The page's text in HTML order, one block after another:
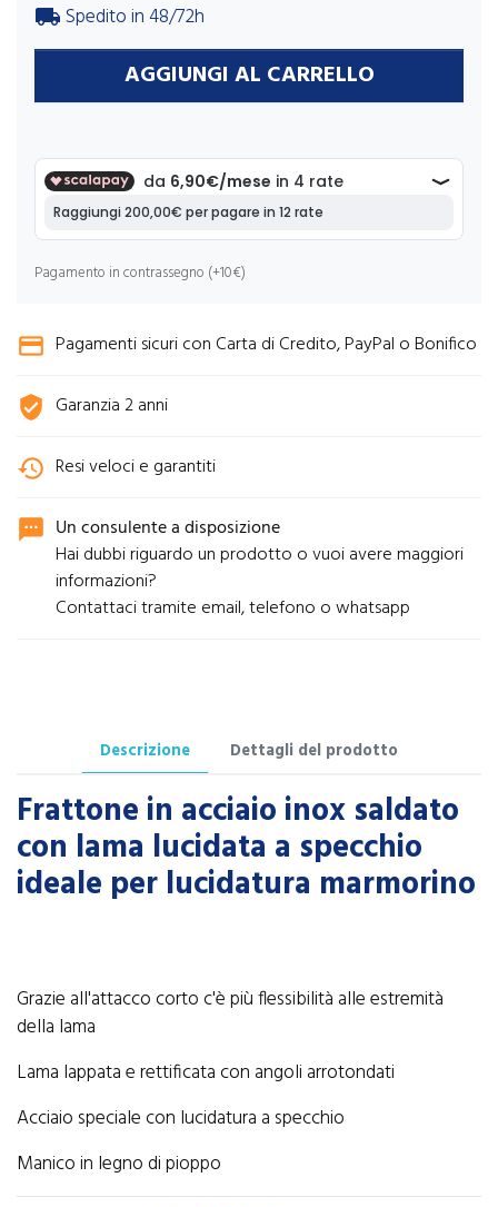
local_shipping Spedito in 48/72h
AGGIUNGI AL CARRELLO
Pagamento in contrassegno (+10€)
credit_card Pagamenti sicuri con Carta di Credito, PayPal o Bonifico
verified_user Garanzia 2 anni
history Resi veloci e garantiti
sms Un consulente a disposizione
Hai dubbi riguardo un prodotto o vuoi avere maggiori
informazioni?
Contattaci tramite email, telefono o whatsapp
Descrizione Dettagli del prodotto
Frattone in acciaio inox saldato
con lama lucidata a specchio
ideale per lucidatura marmorino
Grazie all'attacco corto c'è più flessibilità alle estremità
della lama
Lama lappata e rettificata con angoli arrotondati
Acciaio speciale con lucidatura a specchio
Manico in legno di pioppo